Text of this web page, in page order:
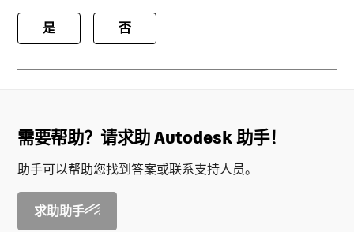
是 否
需要帮助？请求助 Autodesk 助手！
助手可以帮助您找到答案或联系支持人员。
求助助手